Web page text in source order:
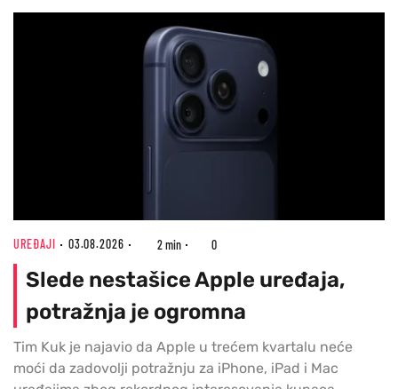
UREĐAJI 03.08.2026 2 min 0
Slede nestašice Apple uređaja,
potražnja je ogromna
Tim Kuk je najavio da Apple u trećem kvartalu neće
moći da zadovolji potražnju za iPhone, iPad i Mac